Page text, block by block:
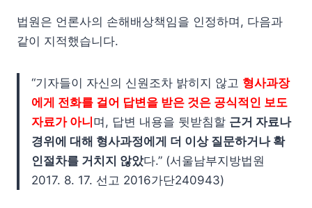
법원은 언론사의 손해배상책임을 인정하며, 다음과
같이 지적했습니다.
“기자들이 자신의 신원조차 밝히지 않고 형사과장
에게 전화를 걸어 답변을 받은 것은 공식적인 보도
자료가 아니며, 답변 내용을 뒷받침할 근거 자료나
경위에 대해 형사과정에게 더 이상 질문하거나 확
인절차를 거치지 않았다.” (서울남부지방법원
2017. 8. 17. 선고 2016가단240943)